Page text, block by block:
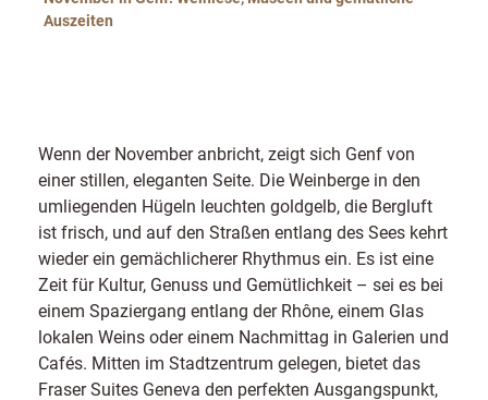
Auszeiten
Wenn der November anbricht, zeigt sich Genf von
einer stillen, eleganten Seite. Die Weinberge in den
umliegenden Hügeln leuchten goldgelb, die Bergluft
ist frisch, und auf den Straßen entlang des Sees kehrt
wieder ein gemächlicherer Rhythmus ein. Es ist eine
Zeit für Kultur, Genuss und Gemütlichkeit – sei es bei
einem Spaziergang entlang der Rhône, einem Glas
lokalen Weins oder einem Nachmittag in Galerien und
Cafés. Mitten im Stadtzentrum gelegen, bietet das
Fraser Suites Geneva den perfekten Ausgangspunkt,